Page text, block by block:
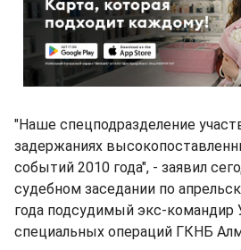
"Наше спецподразделение
задержаниях
событий 2010 года", - заявил
судебном заседании по
года подсудимый экс-командир
специальных операций ГКНБ